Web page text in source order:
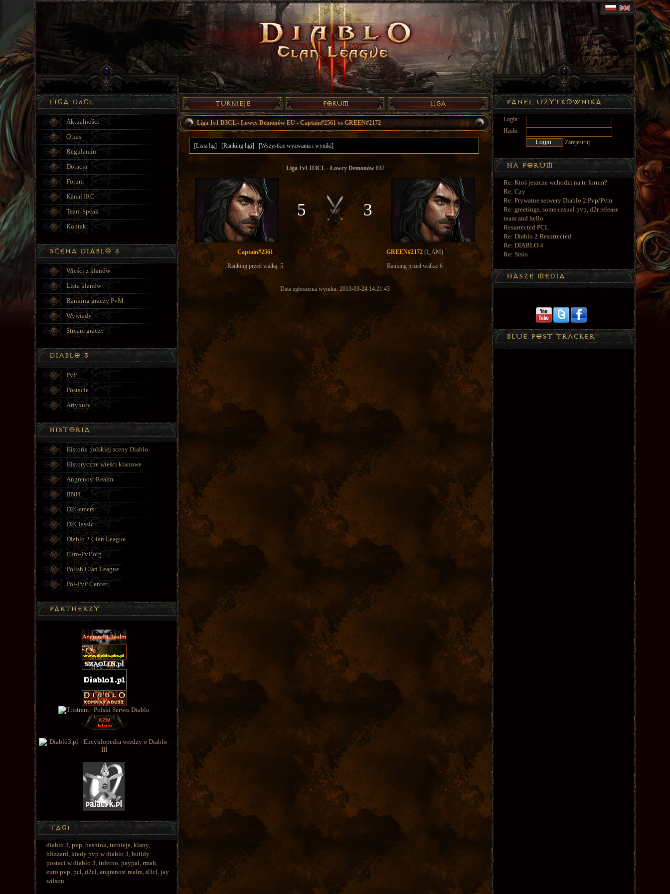
Liga 1v1 D3CL - Łowcy Demonów EU - Captain#2561 vs GREEN#2172
[Lista lig] [Ranking ligi] [Wszystkie wyzwania i wyniki]
Liga 1v1 D3CL - Łowcy Demonów EU
5 3
Captain#2561 GREEN#2172 (I_AM)
Ranking przed walką: 5
Ranking przed walką: 6
Data zgłoszenia wyniku: 2013-03-24 14:21:43
Aktualności
O nas
Regulamin
Dotacja
Forum
Kanał IRC
Team Speak
Kontakt
Wieści z klanów
Lista klanów
Ranking graczy PvM
Wywiady
Stream graczy
PvP
Postacie
Artykuły
Historia polskiej sceny Diablo
Historyczne wieści klanowe
Angrenost Realm
BNPL
D2Gamers
D2Classic
Diablo 2 Clan League
Euro-PvP.org
Polish Clan League
Pol-PvP Center
diablo 3, pvp, bashiok, turnieje, klany,
blizzard, kiedy pvp w diablo 3, buildy
postaci w diablo 3, inferno, paypal, rmah,
euro pvp, pcl, d2cl, angrenost realm, d3cl, jay
wilson
Login:
Hasło:
Zarejestruj
Re: Ktoś jeszcze wchodzi na te forum?
Re: Czy
Re: Prywatne serwery Diablo 2 Pvp/Pvm
Re: greetings, some casual pvp, d2r release
team and hello
Resurrected PCL
Re: Diablo 2 Resurrected
Re: DIABLO 4
Re: Sisio